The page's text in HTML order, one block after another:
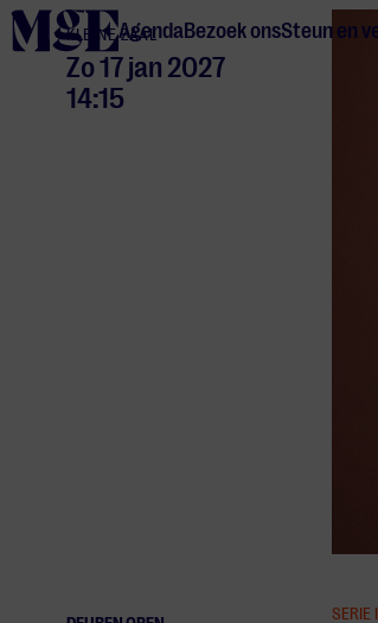
home
AgendaBezoek onsSteun en
KLEINE ZAAL
Zo 17 jan 2027
14:15
SERIE